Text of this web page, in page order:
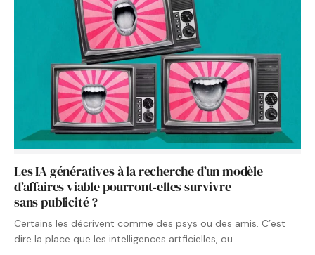
Les IA génératives à la recherche d’un modèle
d’affaires viable pourront‑elles survivre
sans publicité ?
Certains les décrivent comme des psys ou des amis. C’est
dire la place que les intelligences artficielles, ou…